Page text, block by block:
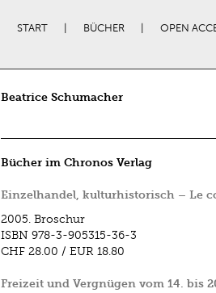
START BÜCHER OPEN
Beatrice Schumacher
Bücher im Chronos Verlag
Einzelhandel, kulturhistorisch – Le
2005. Broschur
ISBN 978-3-905315-36-3
CHF 28.00 / EUR 18.80
Freizeit und Vergnügen vom 14. bis